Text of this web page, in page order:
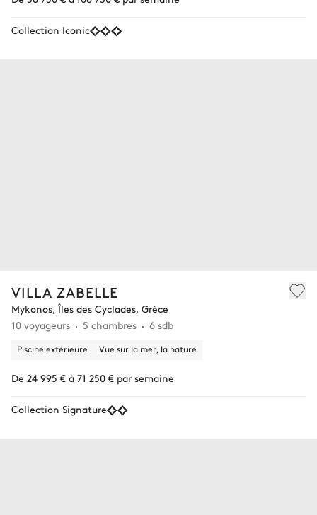
Collection Iconic
VILLA ZABELLE
Mykonos, Îles des Cyclades, Grèce
10 voyageurs
5 chambres 6 sdb
Piscine extérieure Vue sur la mer, la nature
De 24 995 € à 71 250 € par semaine
Collection Signature